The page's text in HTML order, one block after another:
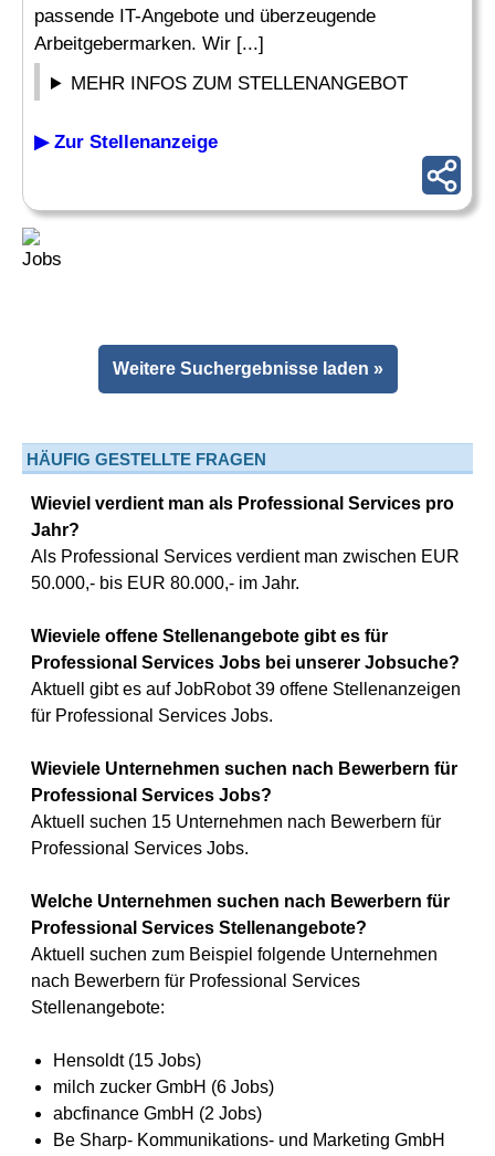
passende IT-Angebote und überzeugende
Arbeitgebermarken. Wir [...]
MEHR INFOS ZUM STELLENANGEBOT
▶ Zur Stellenanzeige
Weitere Suchergebnisse laden »
HÄUFIG GESTELLTE FRAGEN
Wieviel verdient man als Professional Services pro
Jahr?
Als Professional Services verdient man zwischen EUR
50.000,- bis EUR 80.000,- im Jahr.
Wieviele offene Stellenangebote gibt es für
Professional Services Jobs bei unserer Jobsuche?
Aktuell gibt es auf JobRobot 39 offene Stellenanzeigen
für Professional Services Jobs.
Wieviele Unternehmen suchen nach Bewerbern für
Professional Services Jobs?
Aktuell suchen 15 Unternehmen nach Bewerbern für
Professional Services Jobs.
Welche Unternehmen suchen nach Bewerbern für
Professional Services Stellenangebote?
Aktuell suchen zum Beispiel folgende Unternehmen
nach Bewerbern für Professional Services
Stellenangebote:
Hensoldt (15 Jobs)
milch zucker GmbH (6 Jobs)
abcfinance GmbH (2 Jobs)
Be Sharp- Kommunikations- und Marketing GmbH